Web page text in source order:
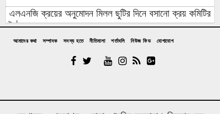
এলএনজি ক্রয়ের অনুমোদন মিলল ছুটির দিনে বসানো ক্রয় কমিটির
বৈঠকে
পাঁচটি দেশের ওপর রেমিট্যান্সের ৬২ শতাংশ নির্ভরতা, বাড়ছে
কৌশলগত ঝুঁকির শঙ্কা
ফের পিছিয়ে গেল রূপপুরের উৎপাদনের যাত্রা: আগস্টে জাতীয়
আমাদের কথা সম্পাদক সদস্য হতে নীতিমালা শর্তাবলি নিউজ ফিড যোগাযোগ